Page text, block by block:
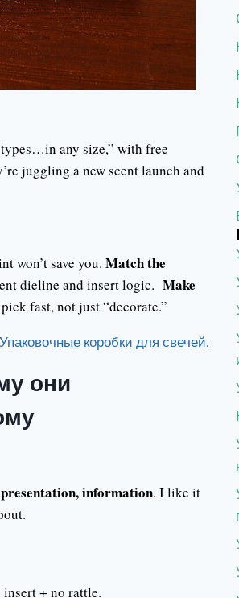
any size,” with free
juggling a new scent launch and
won’t save you. Match the
dieline and insert logic. Make
fast, not just “decorate.”
Упаковочные коробки для свечей.
они
information. I like it
+ no rattle.